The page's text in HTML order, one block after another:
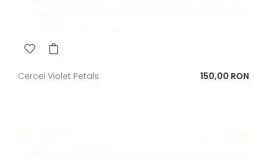
Cercei Violet Petals Pret
150,00 RON